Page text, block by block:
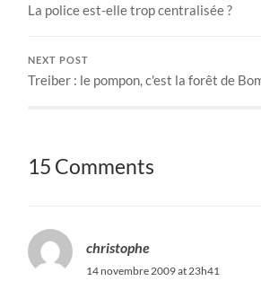
La police est-elle trop centralisée ?
NEXT POST
Treiber : le pompon, c'est la forêt de
15 Comments
christophe
14 novembre 2009 at 23h41